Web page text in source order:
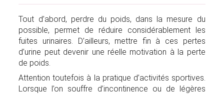
Tout d’abord, perdre du poids, dans la mesure du
possible, permet de réduire considérablement les
fuites urinaires. D’ailleurs, mettre fin à ces pertes
d’urine peut devenir une réelle motivation à la perte
de poids.
Attention toutefois à la pratique d’activités sportives.
Lorsque l’on souffre d’incontinence ou de légères